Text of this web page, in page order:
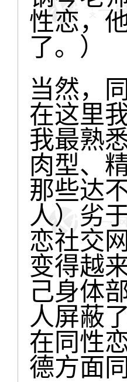
性恋，
了。）
当然，
在这里
我最熟
肉型、
那些达
人）劣
恋社交
变得越
己身体
人屏蔽
在同性
德方面